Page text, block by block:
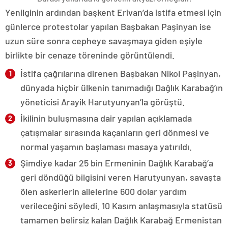
Yenilginin ardından başkent Erivan’da istifa etmesi için
günlerce protestolar yapılan Başbakan Paşinyan ise
uzun süre sonra cepheye savaşmaya giden eşiyle
birlikte bir cenaze töreninde görüntülendi.
İstifa çağrılarına direnen Başbakan Nikol Paşinyan,
dünyada hiçbir ülkenin tanımadığı Dağlık Karabağ’ın
yöneticisi Arayik Harutyunyan’la görüştü.
İkilinin buluşmasına dair yapılan açıklamada
çatışmalar sırasında kaçanların geri dönmesi ve
normal yaşamın başlaması masaya yatırıldı.
Şimdiye kadar 25 bin Ermeninin Dağlık Karabağ’a
geri döndüğü bilgisini veren Harutyunyan, savaşta
ölen askerlerin ailelerine 600 dolar yardım
verileceğini söyledi. 10 Kasım anlaşmasıyla statüsü
tamamen belirsiz kalan Dağlık Karabağ Ermenistan